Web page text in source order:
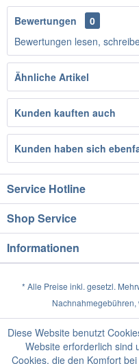
Bewertungen
0
Bewertungen lesen,
Ähnliche Artikel
Kunden kauften auch
Kunden haben sich
Service Hotline
Shop Service
Informationen
* Alle Preise inkl. gesetzl.
Diese Website benutzt
Website erforderlich sind
Cookies, die den Komfort